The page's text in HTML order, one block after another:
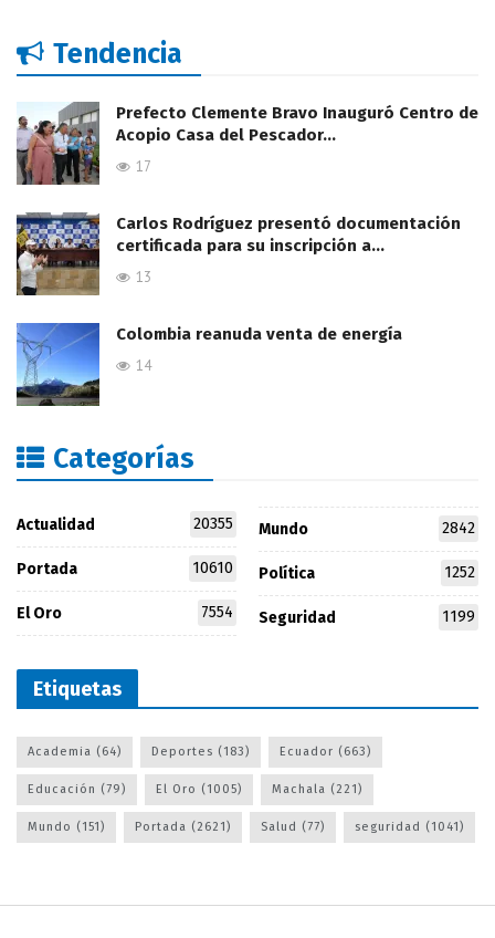
Tendencia
Prefecto Clemente Bravo Inauguró Centro de
Acopio Casa del Pescador…
17
Carlos Rodríguez presentó documentación
certificada para su inscripción a…
13
Colombia reanuda venta de energía
14
Categorías
Actualidad 20355
Portada 10610
El Oro 7554
Mundo 2842
Política 1252
Seguridad 1199
Etiquetas
Academia (64) Deportes (183) Ecuador (663)
Educación (79) El Oro (1005) Machala (221)
Mundo (151) Portada (2621) Salud (77) seguridad (1041)